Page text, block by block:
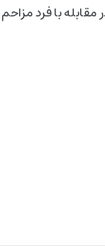
مقابله با فرد